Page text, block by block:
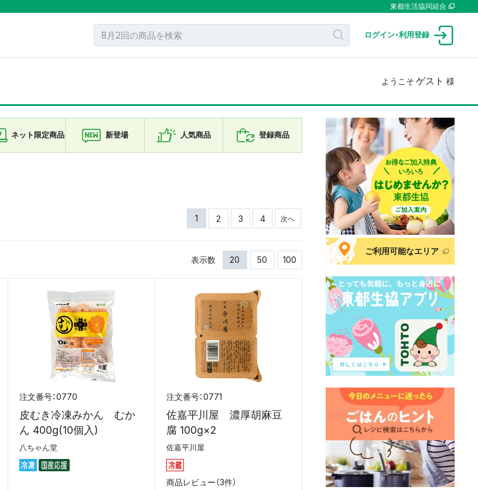
東都生活協同組合
ログイン・利用登録
ようこそ ゲスト 様
ネット限定商品 新登場 人気商品 登録商品
1 2 3 4 次へ
表示数 20 50 100
0770
皮むき冷凍みかん むか
ん 400g(10個入)
八ちゃん堂
0771
佐嘉平川屋 濃厚胡麻豆
腐 100g×2
佐嘉平川屋
商品レビュー（3件）
ご利用可能なエリア